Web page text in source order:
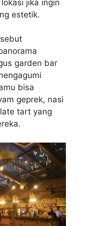
jika ingin
estetik.
garden bar
bisa
geprek, nasi
tart yang